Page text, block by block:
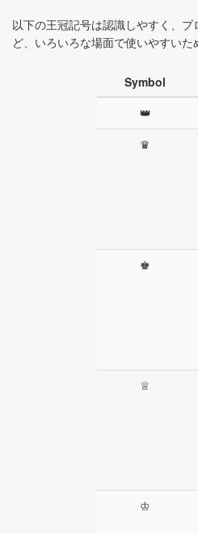
以下の王冠記号は認識しやすく、
ど、いろいろな場面で使いやすいた
Symbol
👑
♛
♚
♕
♔